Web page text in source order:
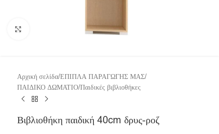
Αρχική σελίδα/ΕΠΙΠΛΑ ΠΑΡΑΓΩΓΗΣ ΜΑΣ/
ΠΑΙΔΙΚΟ ΔΩΜΑΤΙΟ/Παιδικές βιβλιοθήκες
Βιβλιοθήκη παιδική 40cm δρυς-ροζ